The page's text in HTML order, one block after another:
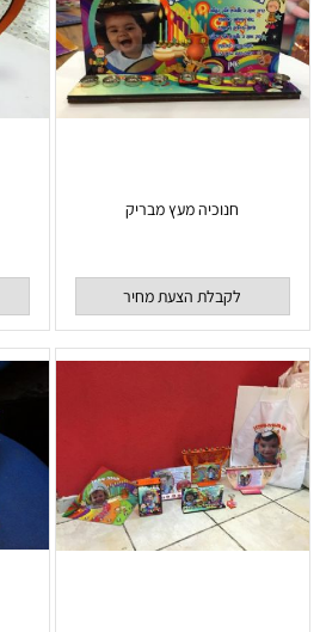
חנוכיה מעץ מבריק
לקבלת הצעת מחיר